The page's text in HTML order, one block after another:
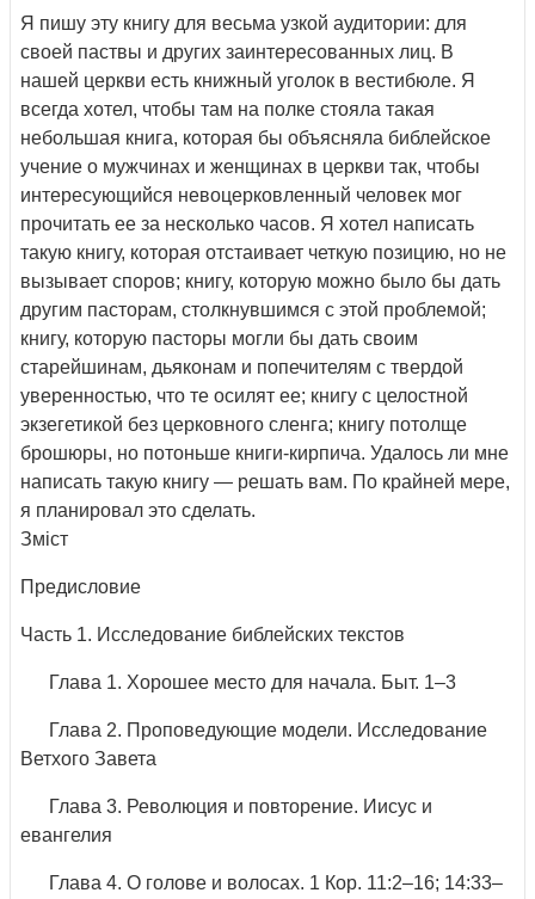
Я пишу эту книгу для весьма узкой аудитории: для
своей паствы и других заинтересованных лиц. В
нашей церкви есть книжный уголок в вестибюле. Я
всегда хотел, чтобы там на полке стояла такая
небольшая книга, которая бы объясняла библейское
учение о мужчинах и женщинах в церкви так, чтобы
интересующийся невоцерковленный человек мог
прочитать ее за несколько часов. Я хотел написать
такую книгу, которая отстаивает четкую позицию, но не
вызывает споров; книгу, которую можно было бы дать
другим пасторам, столкнувшимся с этой проблемой;
книгу, которую пасторы могли бы дать своим
старейшинам, дьяконам и попечителям с твердой
уверенностью, что те осилят ее; книгу с целостной
экзегетикой без церковного сленга; книгу потолще
брошюры, но потоньше книги-кирпича. Удалось ли мне
написать такую книгу — решать вам. По крайней мере,
я планировал это сделать.
Зміст
Предисловие
Часть 1. Исследование библейских текстов
Глава 1. Хорошее место для начала. Быт. 1–3
Глава 2. Проповедующие модели. Исследование
Ветхого Завета
Глава 3. Революция и повторение. Иисус и
евангелия
Глава 4. О голове и волосах. 1 Кор. 11:2–16; 14:33–